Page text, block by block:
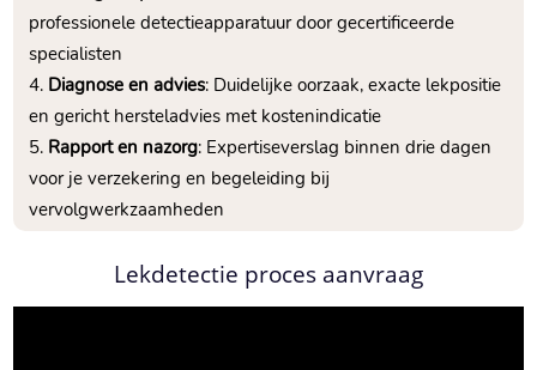
professionele detectieapparatuur door gecertificeerde
specialisten
Diagnose en advies: Duidelijke oorzaak, exacte lekpositie
en gericht hersteladvies met kostenindicatie
Rapport en nazorg: Expertiseverslag binnen drie dagen
voor je verzekering en begeleiding bij
vervolgwerkzaamheden
Lekdetectie proces aanvraag